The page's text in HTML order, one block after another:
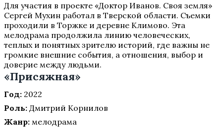
Для участия в проекте «Доктор Иванов. Своя земля»
Сергей Мухин работал в Тверской области. Съемки
проходили в Торжке и деревне Климово. Эта
мелодрама продолжила линию человеческих,
теплых и понятных зрителю историй, где важны не
громкие внешние события, а отношения, выбор и
доверие между людьми.
«Присяжная»
Год: 2022
Роль: Дмитрий Корнилов
Жанр: мелодрама